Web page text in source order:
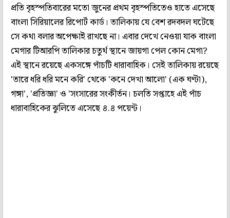
প্রতি বৃহস্পতিবারের মতো জুনের প্রথম বৃহস্পতিতেও হাতে এসেছে
বাংলা সিরিয়ালের রিপোর্ট কার্ড। তালিকায় যে বেশ রদবদল ঘটেছে
সে কথা বলার অপেক্ষাই রাখছে না। এবার দেখে নেওয়া যাক বাংলা
মেগার টিআরপি তালিকার চতুর্থ স্থানে জায়গা পেল কোন মেগা?
এই স্থানে রয়েছে একসঙ্গে পাঁচটি ধারাবাহিক। সেই তালিকায় রয়েছে
'তারে ধরি ধরি মনে করি' থেকে 'কনে দেখা আলো' (এক ঘণ্টা),
গঙ্গা', 'প্রতিজ্ঞা' ও 'সংসারের সংকীর্তন। চলতি সপ্তাহে এই পাঁচ
ধারাবাহিকের ঝুলিতে এসেছে ৪.৪ পয়েন্ট।